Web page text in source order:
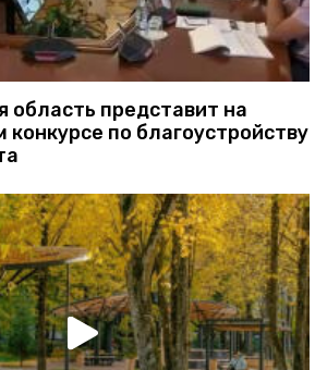
область представит на
конкурсе по благоустройству